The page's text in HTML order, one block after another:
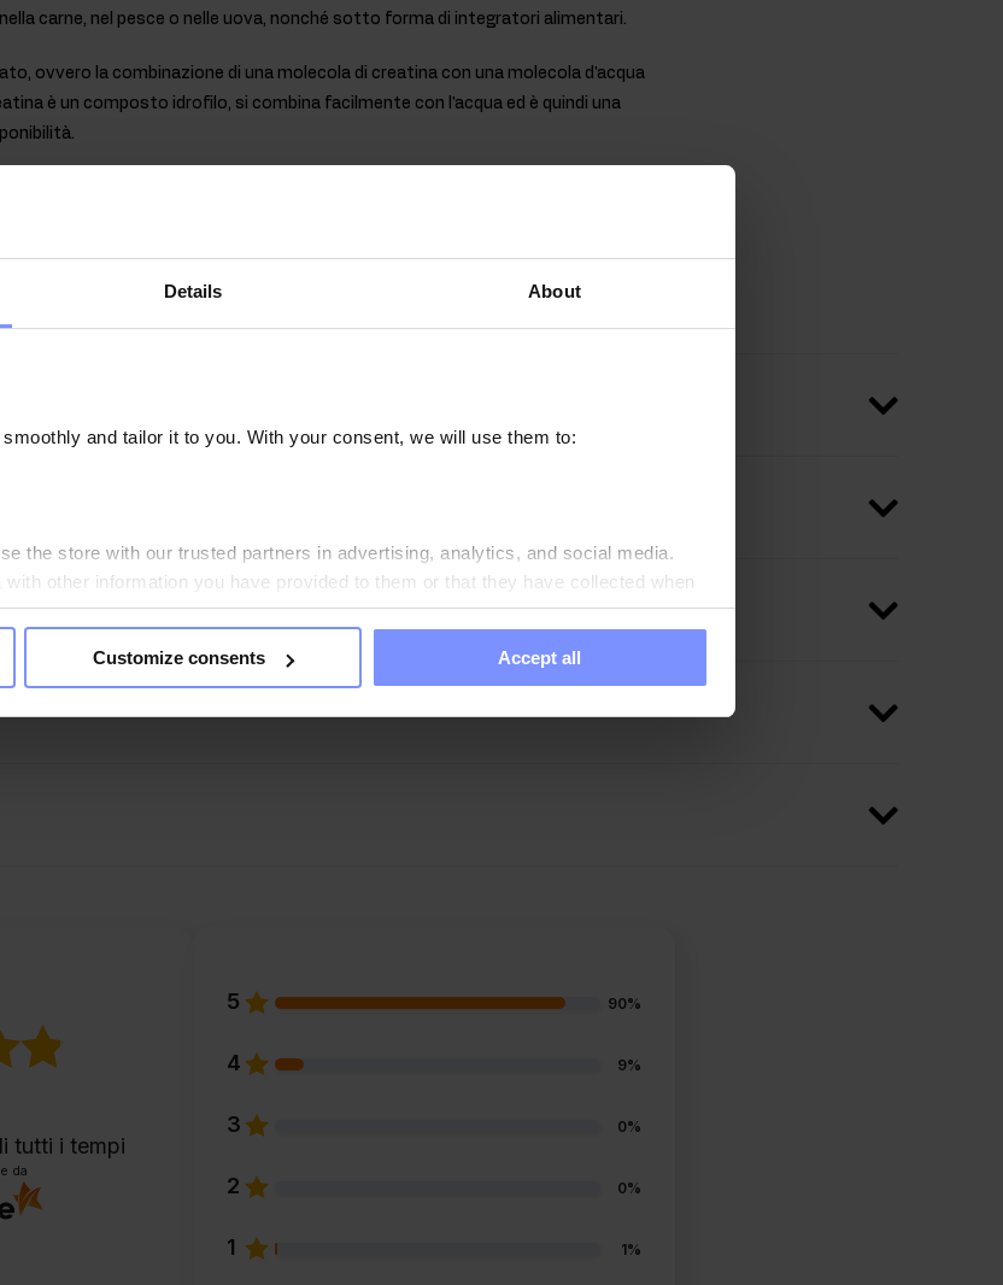
Details About
and tailor it to you. With your consent, we will use them to:
the store with our trusted partners in advertising, analytics, and social media.
other information you have provided to them or that they have collected when
Customize consents Accept all
carne, nel pesce o nelle uova, nonché sotto forma di integratori alimentari.
ovvero la combinazione di una molecola di creatina con una molecola d'acqua
è un composto idrofilo, si combina facilmente con l'acqua ed è quindi una
tutti i tempi
da
5 90%
4 9%
3 0%
2 0%
1 1%